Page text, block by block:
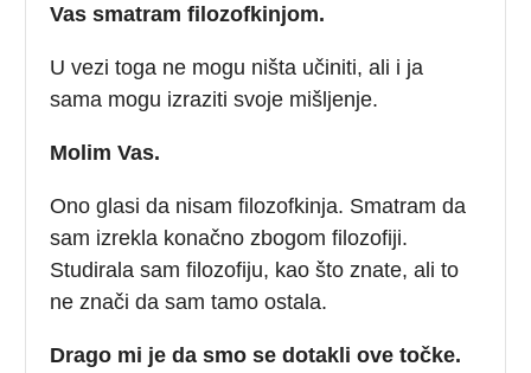
Vas smatram filozofkinjom.
U vezi toga ne mogu ništa učiniti, ali i ja
sama mogu izraziti svoje mišljenje.
Molim Vas.
Ono glasi da nisam filozofkinja. Smatram da
sam izrekla konačno zbogom filozofiji.
Studirala sam filozofiju, kao što znate, ali to
ne znači da sam tamo ostala.
Drago mi je da smo se dotakli ove točke.